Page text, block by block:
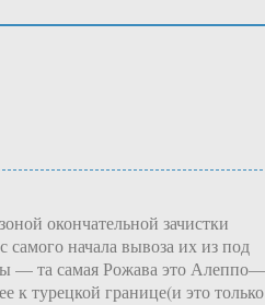
окончательной зачистки
самого начала вывоза их из под
— та самая Рожава это Алеппо—
турецкой границе(и это только